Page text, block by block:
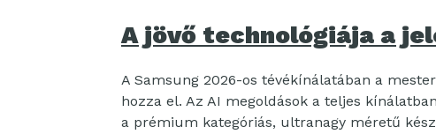
A jövő technológiája a
A Samsung 2026-os tévékínálatában a
hozza el. Az AI megoldások a teljes
a prémium kategóriás, ultranagy méretű